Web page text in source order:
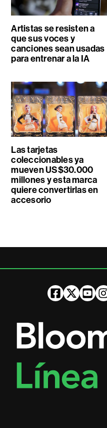
Artistas se resisten a
que sus voces y
canciones sean usadas
para entrenar a la IA
Las tarjetas
coleccionables ya
mueven US$30.000
millones y esta marca
quiere convertirlas en
accesorio